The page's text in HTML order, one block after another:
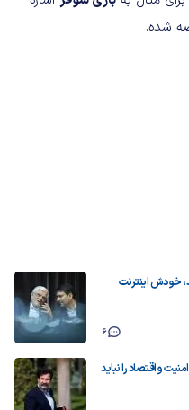
خودش اینترنت
6
و اقتصاد را نباید